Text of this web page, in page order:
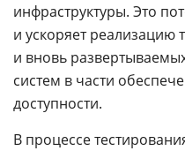
инфраструктуры. Это
и ускоряет
и вновь
систем в части
доступности.
В процессе